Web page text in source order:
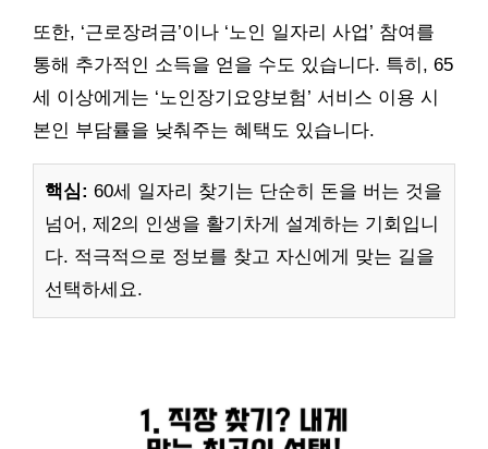
또한, ‘근로장려금’이나 ‘노인 일자리 사업’ 참여를
통해 추가적인 소득을 얻을 수도 있습니다. 특히, 65
세 이상에게는 ‘노인장기요양보험’ 서비스 이용 시
본인 부담률을 낮춰주는 혜택도 있습니다.
핵심: 60세 일자리 찾기는 단순히 돈을 버는 것을
넘어, 제2의 인생을 활기차게 설계하는 기회입니
다. 적극적으로 정보를 찾고 자신에게 맞는 길을
선택하세요.